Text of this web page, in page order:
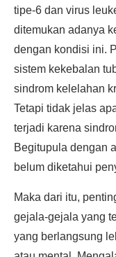
tipe-6 dan virus
ditemukan adanya
dengan kondisi ini.
sistem kekebalan
sindrom kelelahan
Tetapi tidak jelas
terjadi karena
Begitupula dengan
belum diketahui
Maka dari itu,
gejala-gejala yang
yang berlangsung